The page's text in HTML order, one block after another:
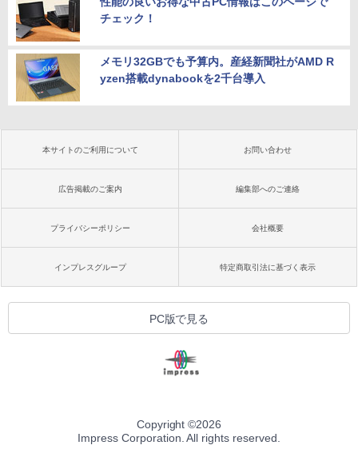
チェック！
メモリ32GBでも予算内。産経新聞社がAMD R
yzen搭載dynabookを2千台導入
本サイトのご利用について お問い合わせ
広告掲載のご案内 編集部へのご連絡
プライバシーポリシー 会社概要
インプレスグループ 特定商取引法に基づく表示
PC版で見る
Copyright ©2026
Impress Corporation. All rights reserved.